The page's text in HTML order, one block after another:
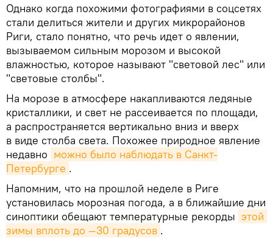
Однако когда похожими фотографиями в соцсетях
стали делиться жители и других микрорайонов
Риги, стало понятно, что речь идет о явлении,
вызываемом сильным морозом и высокой
влажностью, которое называют "световой лес" или
"световые столбы".
На морозе в атмосфере накапливаются ледяные
кристаллики, и свет не рассеивается по площади,
а распространяется вертикально вниз и вверх
в виде столба света. Похожее природное явление
недавно можно было наблюдать в Санкт-
Петербурге .
Напомним, что на прошлой неделе в Риге
установилась морозная погода, а в ближайшие дни
синоптики обещают температурные рекорды этой
зимы вплоть до —30 градусов .